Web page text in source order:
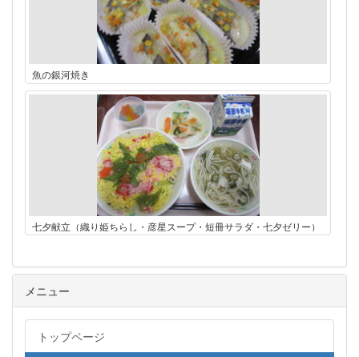
魚の銀河焼き
七夕献立（織り姫ちらし・彦星スープ・短冊サラダ・七夕ゼリー）
メニュー
トップページ